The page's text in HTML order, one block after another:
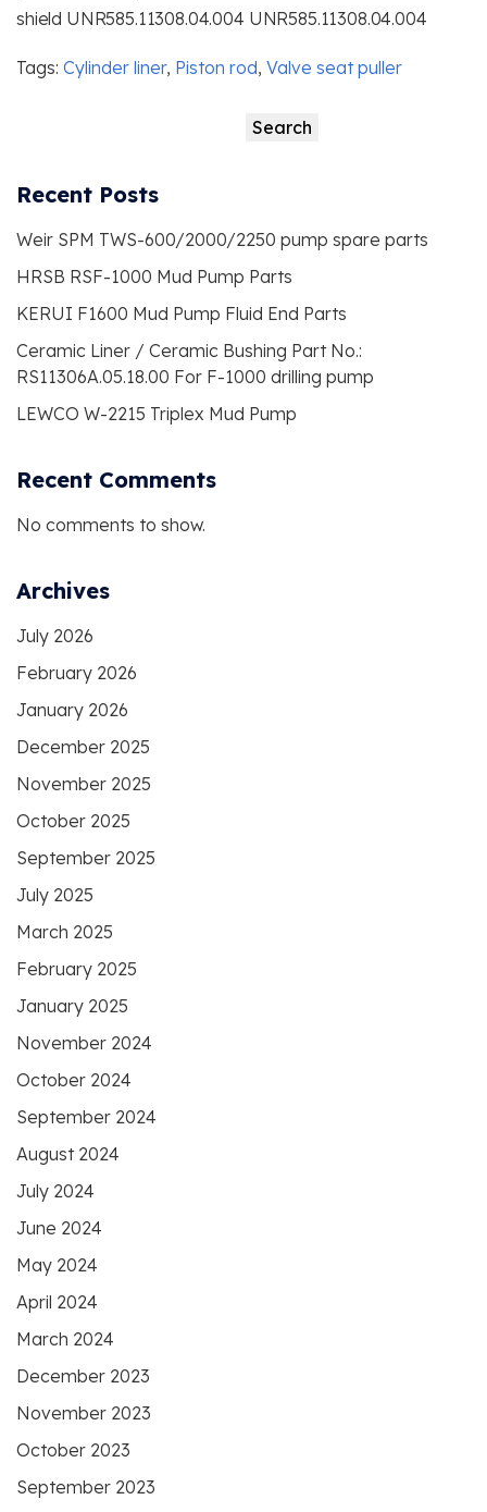
shield UNR585.11308.04.004 UNR585.11308.04.004
Tags: Cylinder liner, Piston rod, Valve seat puller
Search
Recent Posts
Weir SPM TWS-600/2000/2250 pump spare parts
HRSB RSF-1000 Mud Pump Parts
KERUI F1600 Mud Pump Fluid End Parts
Ceramic Liner / Ceramic Bushing Part No.:
RS11306A.05.18.00 For F-1000 drilling pump
LEWCO W-2215 Triplex Mud Pump
Recent Comments
No comments to show.
Archives
July 2026
February 2026
January 2026
December 2025
November 2025
October 2025
September 2025
July 2025
March 2025
February 2025
January 2025
November 2024
October 2024
September 2024
August 2024
July 2024
June 2024
May 2024
April 2024
March 2024
December 2023
November 2023
October 2023
September 2023